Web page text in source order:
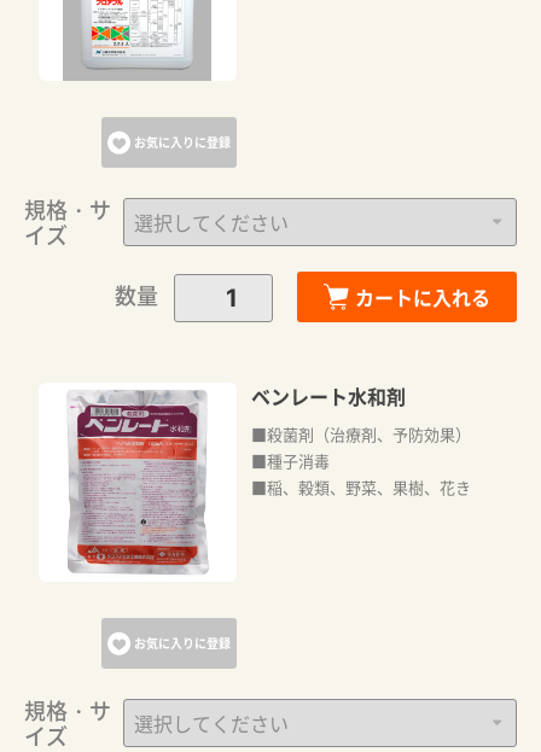
お気に入りに登録
規格・サ
イズ
数量
カートに入れる
お気に入りに登録
ベンレート水和剤
■殺菌剤（治療剤、予防効果）
■種子消毒
■稲、穀類、野菜、果樹、花き
規格・サ
イズ